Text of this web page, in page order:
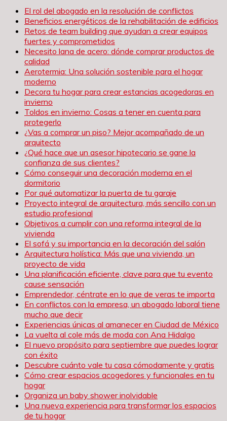
El rol del abogado en la resolución de conflictos
Beneficios energéticos de la rehabilitación de edificios
Retos de team building que ayudan a crear equipos
fuertes y comprometidos
Necesito lana de acero: dónde comprar productos de
calidad
Aerotermia: Una solución sostenible para el hogar
moderno
Decora tu hogar para crear estancias acogedoras en
invierno
Toldos en invierno: Cosas a tener en cuenta para
protegerlo
¿Vas a comprar un piso? Mejor acompañado de un
arquitecto
¿Qué hace que un asesor hipotecario se gane la
confianza de sus clientes?
Cómo conseguir una decoración moderna en el
dormitorio
Por qué automatizar la puerta de tu garaje
Proyecto integral de arquitectura, más sencillo con un
estudio profesional
Objetivos a cumplir con una reforma integral de la
vivienda
El sofá y su importancia en la decoración del salón
Arquitectura holística: Más que una vivienda, un
proyecto de vida
Una planificación eficiente, clave para que tu evento
cause sensación
Emprendedor, céntrate en lo que de veras te importa
En conflictos con la empresa, un abogado laboral tiene
mucho que decir
Experiencias únicas al amanecer en Ciudad de México
La vuelta al cole más de moda con Ana Hidalgo
El nuevo propósito para septiembre que puedes lograr
con éxito
Descubre cuánto vale tu casa cómodamente y gratis
Cómo crear espacios acogedores y funcionales en tu
hogar
Organiza un baby shower inolvidable
Una nueva experiencia para transformar los espacios
de tu hogar